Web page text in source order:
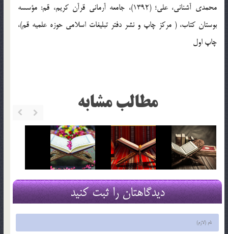
محمدي آشناني، علي؛ (1392)، جامعه آرماني قرآن کريم، قم: مؤسسه
بوستان کتاب، ( مرکز چاپ و نشر دفتر تبليغات اسلامي حوزه علميه قم)،
چاپ اول
مطالب مشابه
دیدگاهتان را ثبت کنید